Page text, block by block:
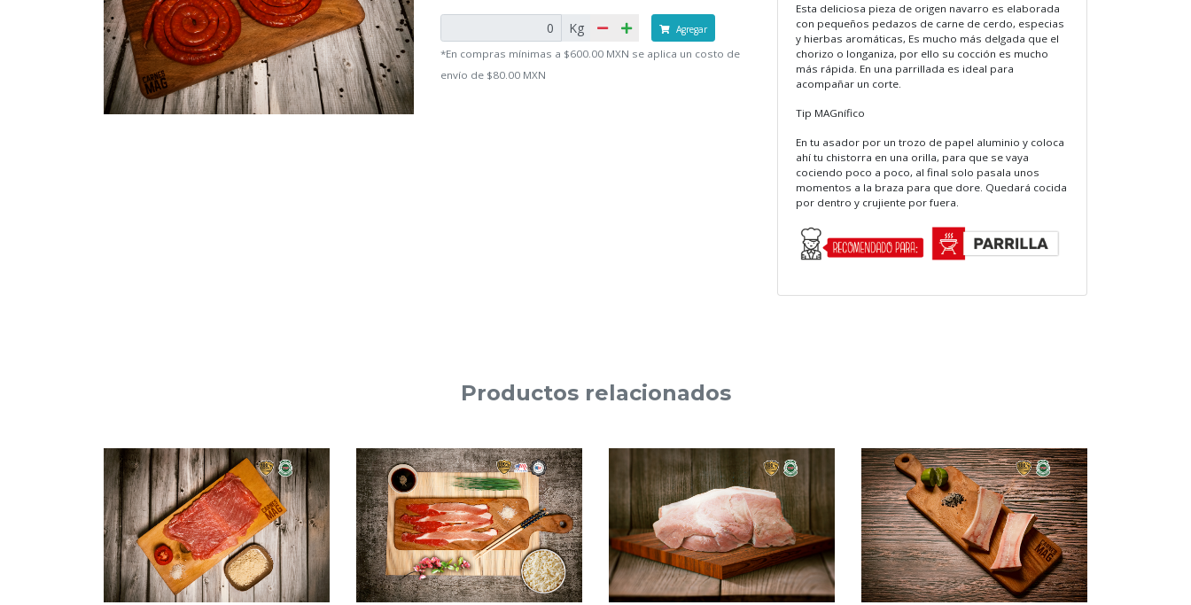
Kg Agregar
*En compras mínimas a $600.00 MXN se aplica un costo de
envío de $80.00 MXN
Esta deliciosa pieza de origen navarro es elaborada
con pequeños pedazos de carne de cerdo, especias
y hierbas aromáticas, Es mucho más delgada que el
chorizo o longaniza, por ello su cocción es mucho
más rápida. En una parrillada es ideal para
acompañar un corte.
Tip MAGnífico
En tu asador por un trozo de papel aluminio y coloca
ahí tu chistorra en una orilla, para que se vaya
cociendo poco a poco, al final solo pasala unos
momentos a la braza para que dore. Quedará cocida
por dentro y crujiente por fuera.
Productos relacionados